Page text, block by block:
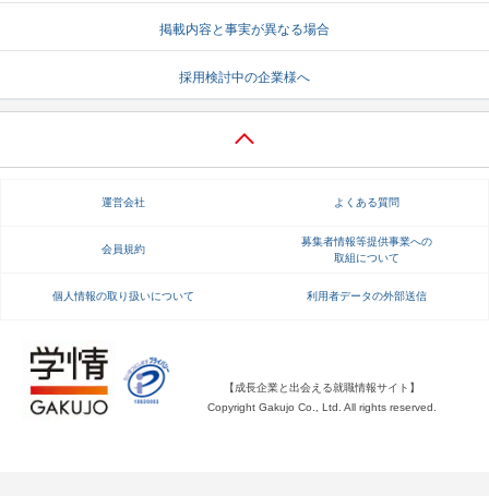
就活ノウハウが満載！ お役立ち記事・相談室など
就活ニュースペーパー よくある質問
不明点があればこちら
掲載内容と事実が異なる場合
採用検討中の企業様へ
運営会社 よくある質問
会員規約
募集者情報等提供事業への
取組について
個人情報の取り扱いについて 利用者データの外部送信
【成長企業と出会える就職情報サイト】
Copyright Gakujo Co., Ltd. All rights reserved.